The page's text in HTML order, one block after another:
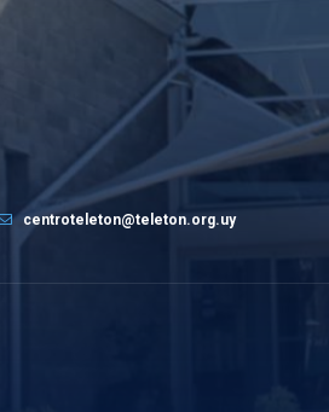
centroteleton@teleton.org.uy